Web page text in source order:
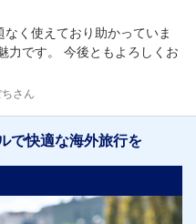
く使えており助かっていま
力です。 今後ともよろしくお
さん
で快適な海外旅行を